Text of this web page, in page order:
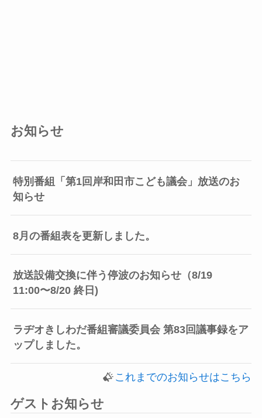
お知らせ
特別番組「第1回岸和田市こども議会」放送のお
知らせ
8月の番組表を更新しました。
放送設備交換に伴う停波のお知らせ（8/19
11:00〜8/20 終日)
ラヂオきしわだ番組審議委員会 第83回議事録をア
ップしました。
これまでのお知らせはこちら
ゲストお知らせ